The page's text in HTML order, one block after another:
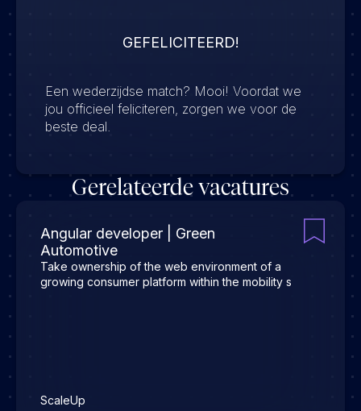
GEFELICITEERD!
Een wederzijdse match? Mooi! Voordat we
jou officieel feliciteren, zorgen we voor de
beste deal.
Gerelateerde vacatures
Angular developer | Green
Automotive
Take ownership of the web environment of a
growing consumer platform within the mobility s
ScaleUp